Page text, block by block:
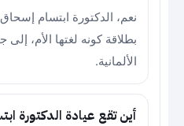
نعم، الدكتورة ابتسام
بطلاقة كونه لغتها الأم، إلى
الألمانية.
أين تقع عيادة الدكتورة